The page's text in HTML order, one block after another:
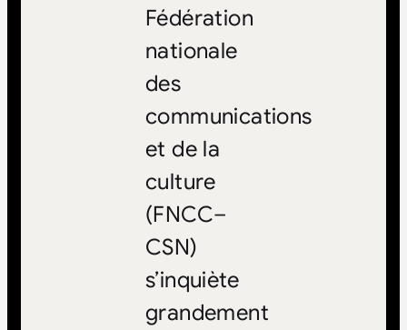
Fédération
nationale
des
communications
et de la
culture
(FNCC–
CSN)
s’inquiète
grandement